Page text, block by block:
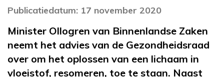
Publicatiedatum: 17 november 2020
Minister Ollogren van Binnenlandse Zaken
neemt het advies van de Gezondheidsraad
over om het oplossen van een lichaam in
vloeistof, resomeren, toe te staan. Naast